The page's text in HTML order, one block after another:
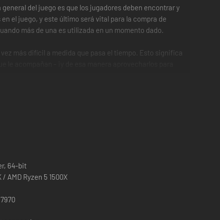
del juego es que los jugadores deben encontrar y
el juego, y este último será vital para la compra de
más de una es utilizada en un momento dado.
más difícil a medida que pasa el tiempo. Esto significa
juego, de modo que el nivel de resistencia que en
emoción por los cielos y fomenta el enfoque en la
aleatoria, cada vez que juegues te encontrarás
vuelves a jugar niveles que ya has superado con
64-bit
AMD Ryzen 5 1500X